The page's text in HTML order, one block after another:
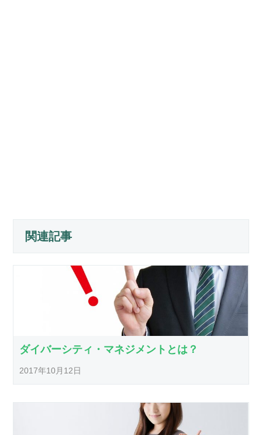
関連記事
ダイバーシティ・マネジメントとは？
2017年10月12日